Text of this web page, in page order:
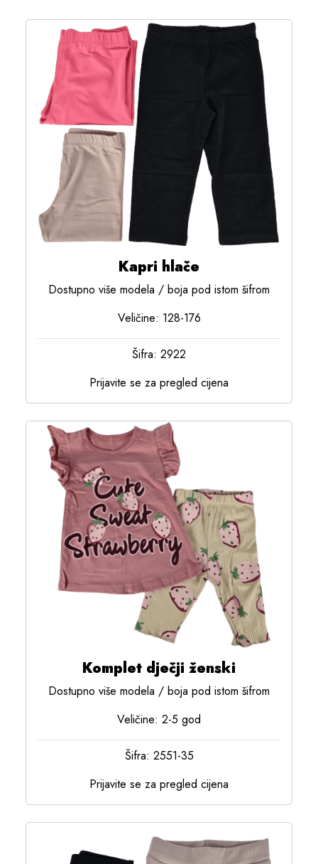
Kapri hlače
Dostupno više modela / boja pod istom šifrom
Veličine: 128-176
Šifra: 2922
Prijavite se za pregled cijena
Komplet dječji ženski
Dostupno više modela / boja pod istom šifrom
Veličine: 2-5 god
Šifra: 2551-35
Prijavite se za pregled cijena